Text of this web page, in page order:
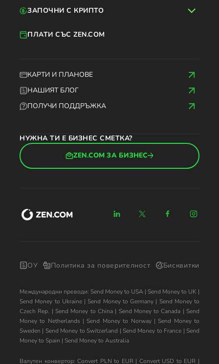
КАРТИ И ПЛАНОВЕ
НАШИЯТ БЛОГ
ПОЛУЧИ ПОДДРЪЖКА
ПЛАТИ СЪС ZEN.COM
НУЖНА ТИ Е БИЗНЕС СМЕТКА?
ZEN.COM ЗА БИЗНЕС
ЗАПОЧНИ С КРИПТО
ОУ Политика за поверителност Бисквитки
Международни преводи: Send Money to USA | Send Money to UK |
Send Money to Ukraine| Send Money to Germany | Send Money to
Czech Rep. | Send Money to China| Send Money to Canada | Send
Money to Netherlands | Send Money to Norway| Send Money to
Sweden | Send Money to Switzerland | Send Money to France | Send
Money to Spain | Send Money to Australia
Валутен конвертор:Convert PLN to EUR| Convert USD to EUR |